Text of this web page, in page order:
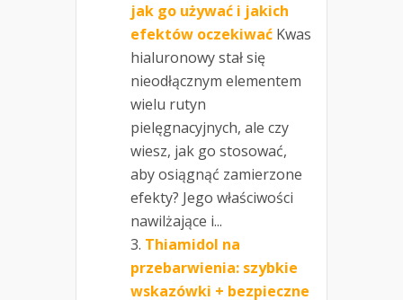
jak go używać i jakich
efektów oczekiwać Kwas
hialuronowy stał się
nieodłącznym elementem
wielu rutyn
pielęgnacyjnych, ale czy
wiesz, jak go stosować,
aby osiągnąć zamierzone
efekty? Jego właściwości
nawilżające i...
Thiamidol na
przebarwienia: szybkie
wskazówki + bezpieczne